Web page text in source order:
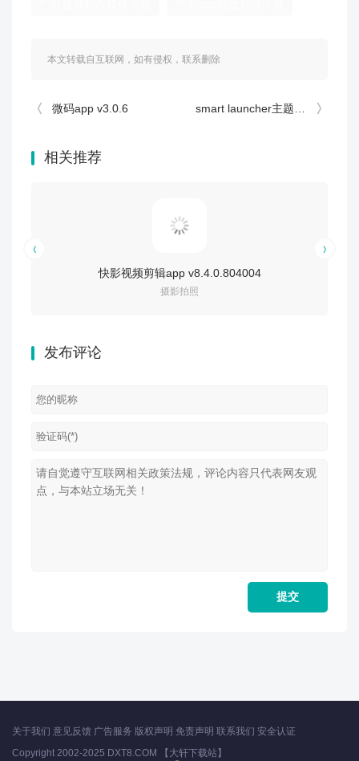
本文转载自互联网，如有侵权，联系删除
微码app v3.0.6 smart launcher主题 v6.6
相关推荐
快影视频剪辑app v8.4.0.804004
摄影拍照
发布评论
关于我们 意见反馈 广告服务 版权声明 免责声明 联系我们 安全认证
Copyright 2002-2025 DXT8.COM 【大轩下载站】